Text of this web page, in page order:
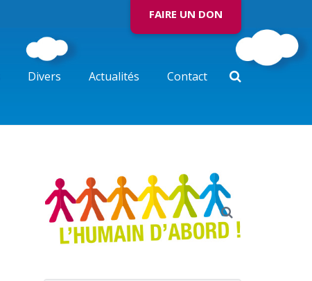
FAIRE UN DON
Divers Actualités Contact